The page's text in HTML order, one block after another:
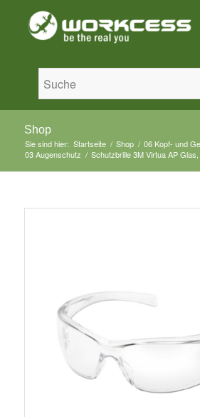
Shop
Sie sind hier: Startseite / Shop / 06 Kopf- und
03 Augenschutz / Schutzbrille 3M Virtua AP